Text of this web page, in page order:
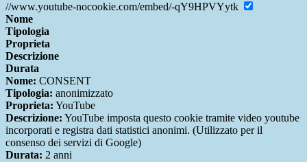
//www.youtube-nocookie.com/embed/-qY9HPVYytk
Nome
Tipologia
Proprieta
Descrizione
Durata
Nome: CONSENT
Tipologia: anonimizzato
Proprieta: YouTube
Descrizione: YouTube imposta questo cookie tramite video youtube
incorporati e registra dati statistici anonimi. (Utilizzato per il
consenso dei servizi di Google)
Durata: 2 anni